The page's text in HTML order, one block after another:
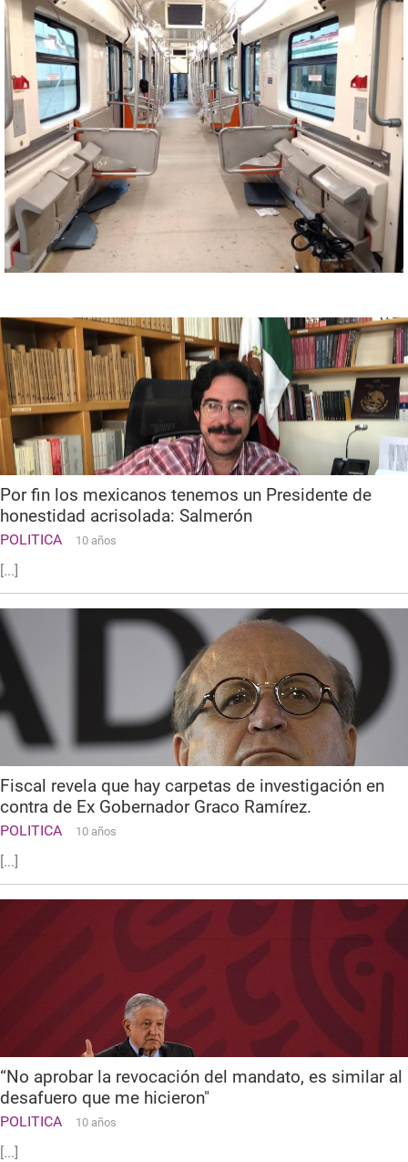
Por fin los mexicanos tenemos un Presidente de
honestidad acrisolada: Salmerón
POLITICA 10 años
[...]
Fiscal revela que hay carpetas de investigación en
contra de Ex Gobernador Graco Ramírez.
POLITICA 10 años
[...]
“No aprobar la revocación del mandato, es similar al
desafuero que me hicieron"
POLITICA 10 años
[...]